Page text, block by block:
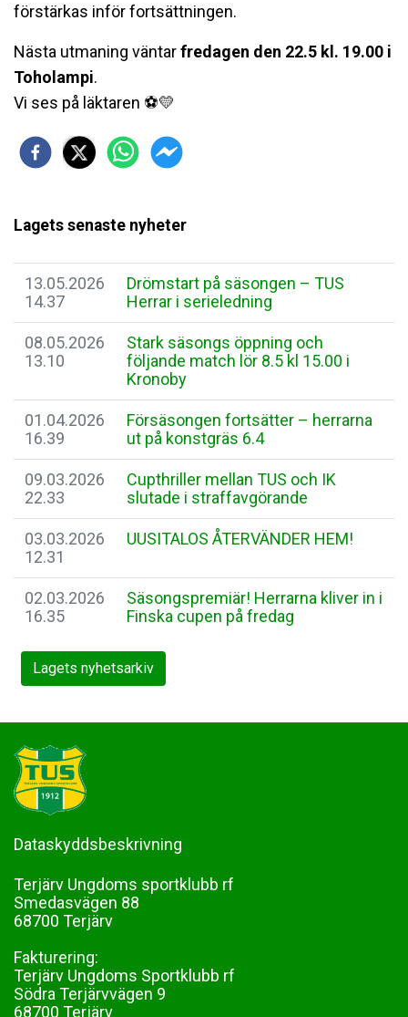
förstärkas inför fortsättningen.
Nästa utmaning väntarfredagen den 22.5 kl. 19.00 i
Toholampi.
Vi ses på läktaren ⚽💛
Lagets senaste nyheter
13.05.2026
14.37
Drömstart på säsongen – TUS
Herrar i serieledning
08.05.2026
13.10
Stark säsongs öppning och
följande match lör 8.5 kl 15.00 i
Kronoby
01.04.2026
16.39
Försäsongen fortsätter – herrarna
ut på konstgräs 6.4
09.03.2026
22.33
Cupthriller mellan TUS och IK
slutade i straffavgörande
03.03.2026
12.31
UUSITALOS ÅTERVÄNDER HEM!
02.03.2026
16.35
Säsongspremiär! Herrarna kliver in i
Finska cupen på fredag
Lagets nyhetsarkiv
Dataskyddsbeskrivning
Terjärv Ungdoms sportklubb rf
Smedasvägen 88
68700 Terjärv
Fakturering:
Terjärv Ungdoms Sportklubb rf
Södra Terjärvvägen 9
68700 Terjärv